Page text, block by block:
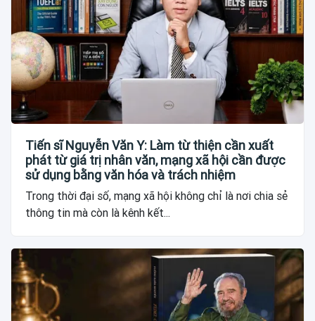
Tiến sĩ Nguyễn Văn Y: Làm từ thiện cần xuất
phát từ giá trị nhân văn, mạng xã hội cần được
sử dụng bằng văn hóa và trách nhiệm
Trong thời đại số, mạng xã hội không chỉ là nơi chia sẻ
thông tin mà còn là kênh kết...